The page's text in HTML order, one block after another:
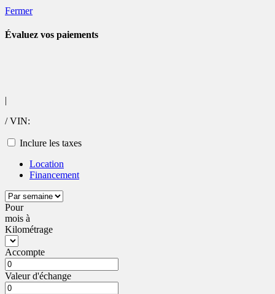
Fermer
Évaluez vos paiements
|
/ VIN:
Inclure les taxes
Location
Financement
Pour
mois à
Kilométrage
Accompte
Valeur d'échange